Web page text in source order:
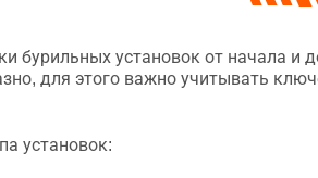
бурильных установок от начала и
для этого важно учитывать
установок: